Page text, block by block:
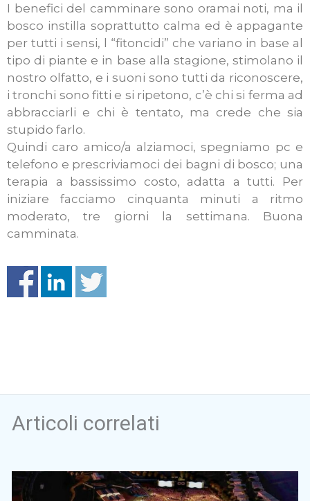
I benefici del camminare sono oramai noti, ma il
bosco instilla soprattutto calma ed è appagante
per tutti i sensi, l “fitoncidi” che variano in base al
tipo di piante e in base alla stagione, stimolano il
nostro olfatto, e i suoni sono tutti da riconoscere,
i tronchi sono fitti e si ripetono, c’è chi si ferma ad
abbracciarli e chi è tentato, ma crede che sia
stupido farlo.
Quindi caro amico/a alziamoci, spegniamo pc e
telefono e prescriviamoci dei bagni di bosco; una
terapia a bassissimo costo, adatta a tutti. Per
iniziare facciamo cinquanta minuti a ritmo
moderato, tre giorni la settimana. Buona
camminata.
Articoli correlati